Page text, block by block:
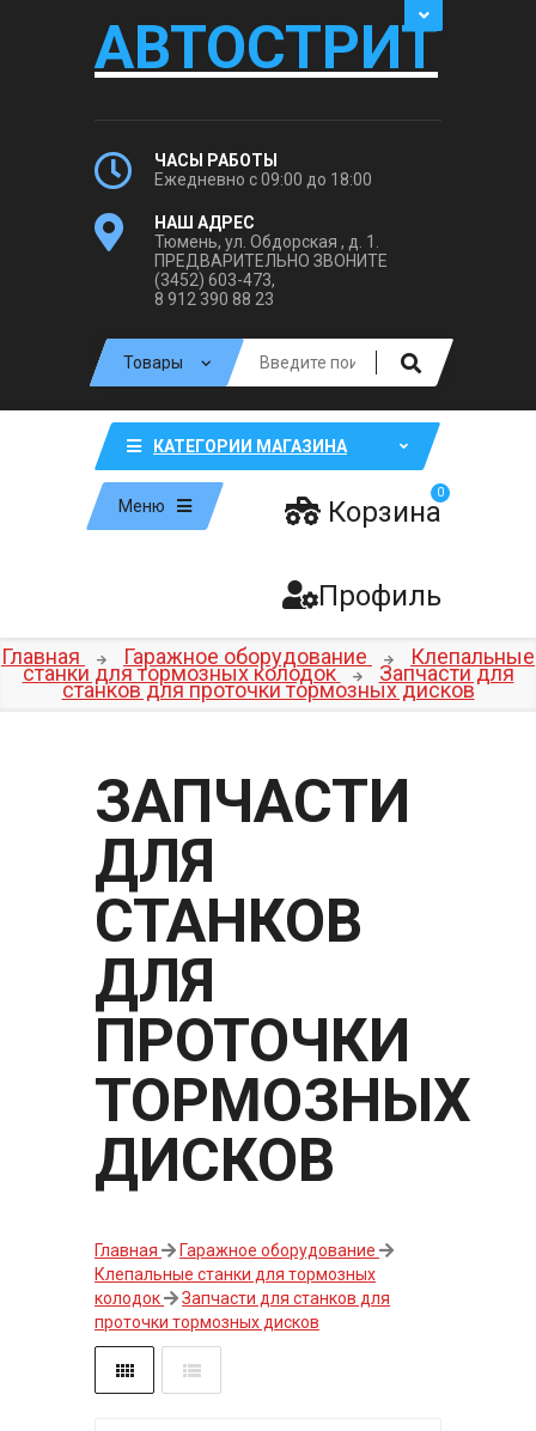
АВТОСТРИТ
ЧАСЫ РАБОТЫ
Ежедневно с 09:00 до 18:00
НАШ АДРЕС
Тюмень, ул. Обдорская , д. 1.
ПРЕДВАРИТЕЛЬНО ЗВОНИТЕ
(3452) 603-473,
8 912 390 88 23
КАТЕГОРИИ МАГАЗИНА
Меню Корзина
0
Профиль
Главная Гаражное оборудование Клепальные
станки для тормозных колодок Запчасти для
станков для проточки тормозных дисков
ЗАПЧАСТИ
ДЛЯ
СТАНКОВ
ДЛЯ
ПРОТОЧКИ
ТОРМОЗНЫХ
ДИСКОВ
Главная
Гаражное оборудование
Клепальные станки для тормозных
колодок
Запчасти для станков для
проточки тормозных дисков